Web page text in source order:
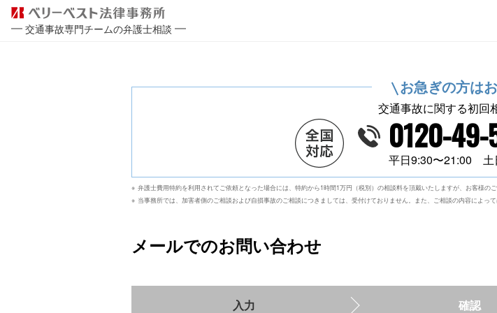
交通事故専門チームの弁護士相談
お急ぎの方は
交通事故に関する初回
0120-
平日9:30〜21:00 土
弁護士費用特約を利用されてご依頼となった場合には、特約から1時間1万円（税別）の相談料を頂戴いたしますが、お客様のご
当事務所では、加害者側のご相談および自損事故のご相談につきましては、受付けておりません。また、ご相談の内容によっ
メールでのお問い合わせ
入力 確認